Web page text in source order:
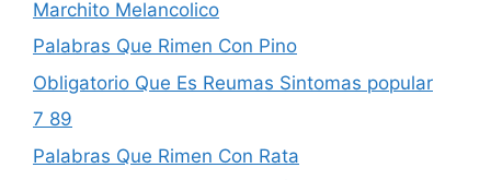
Marchito Melancolico
Palabras Que Rimen Con Pino
Obligatorio Que Es Reumas Sintomas popular
7 89
Palabras Que Rimen Con Rata